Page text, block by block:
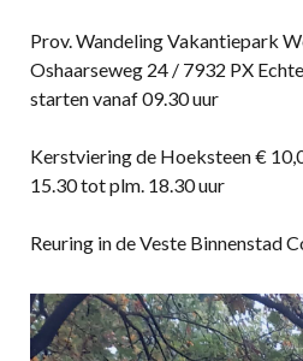
Prov. Wandeling Vakantiepark
Oshaarseweg 24 / 7932 PX
starten vanaf 09.30 uur
Kerstviering de Hoeksteen €
15.30 tot plm. 18.30 uur
Reuring in de Veste Binnenstad